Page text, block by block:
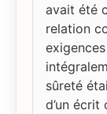
avait été
relation
sûreté
d’un